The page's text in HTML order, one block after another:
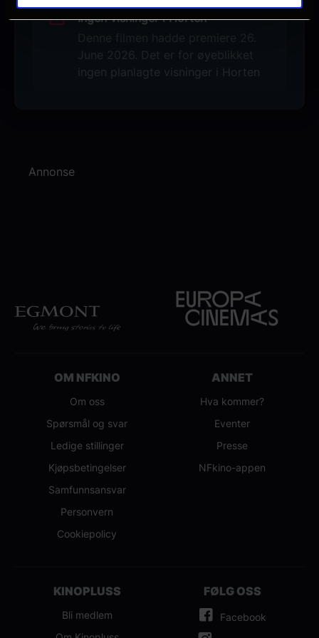
Ingen visninger i Horten
June 2026. Det er for øyeblikket
ingen planlagte visninger i Horten
Annonse
OM NFKINO
Om oss
Spørsmål og svar
Ledige stillinger
Kjøpsbetingelser
Samfunnsansvar
Personvern
Cookiepolicy
ANNET
Hva kommer?
Eventer
Presse
NFkino-appen
KINOPLUSS
Bli medlem
FØLG OSS
Facebook